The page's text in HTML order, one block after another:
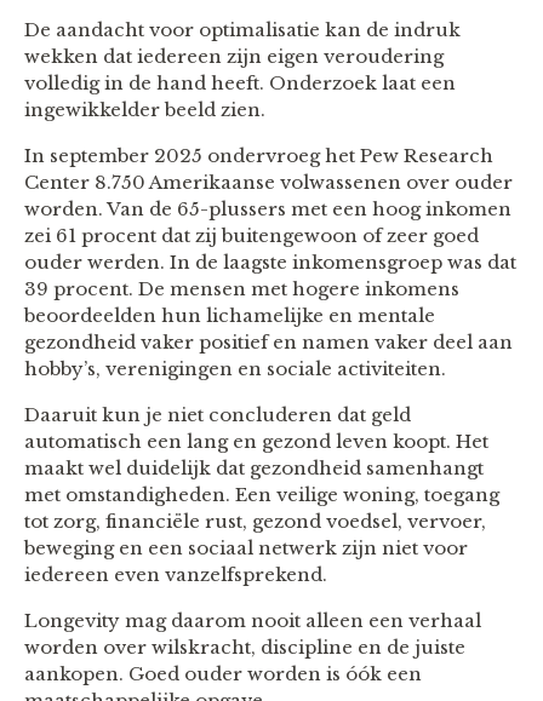
De aandacht voor optimalisatie kan de indruk
wekken dat iedereen zijn eigen veroudering
volledig in de hand heeft. Onderzoek laat een
ingewikkelder beeld zien.
In september 2025 ondervroeg het Pew Research
Center 8.750 Amerikaanse volwassenen over ouder
worden. Van de 65-plussers met een hoog inkomen
zei 61 procent dat zij buitengewoon of zeer goed
ouder werden. In de laagste inkomensgroep was dat
39 procent. De mensen met hogere inkomens
beoordeelden hun lichamelijke en mentale
gezondheid vaker positief en namen vaker deel aan
hobby’s, verenigingen en sociale activiteiten.
Daaruit kun je niet concluderen dat geld
automatisch een lang en gezond leven koopt. Het
maakt wel duidelijk dat gezondheid samenhangt
met omstandigheden. Een veilige woning, toegang
tot zorg, financiële rust, gezond voedsel, vervoer,
beweging en een sociaal netwerk zijn niet voor
iedereen even vanzelfsprekend.
Longevity mag daarom nooit alleen een verhaal
worden over wilskracht, discipline en de juiste
aankopen. Goed ouder worden is óók een